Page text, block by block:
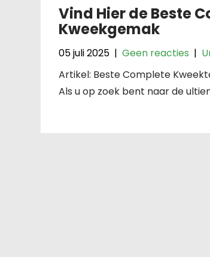
Vind Hier de Beste
Kweekgemak
05 juli 2025 | Geen reacties |
Artikel: Beste Complete
Als u op zoek bent naar de